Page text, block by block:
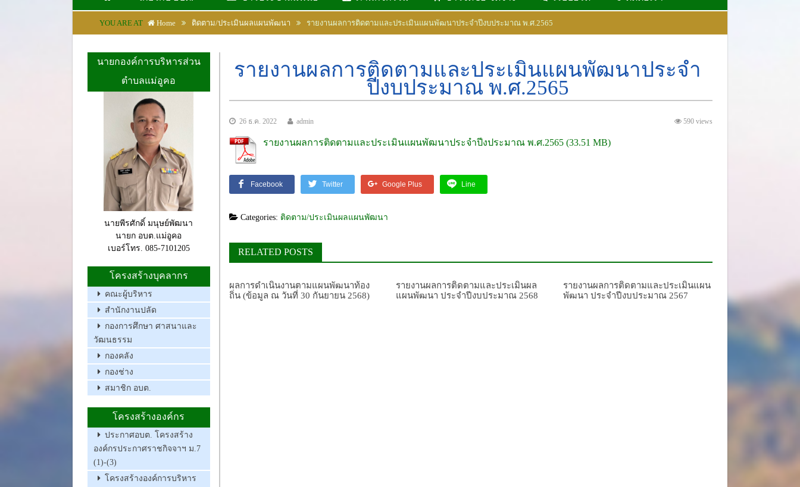
YOU ARE AT Home ติดตาม/ประเมินผลแผนพัฒนา รายงานผลการติดตามและประเมินแผนพัฒนาประจำปีงบประมาณ พ.ศ.2565
นายกองค์การบริหารส่วน
ตำบลแม่อูคอ
นายพีรศักดิ์ มนุษย์พัฒนา
นายก อบต.แม่อูคอ
เบอร์โทร. 085-7101205
โครงสร้างบุคลากร
คณะผู้บริหาร
สำนักงานปลัด
กองการศึกษา ศาสนาและ
วัฒนธรรม
กองคลัง
กองช่าง
สมาชิก อบต.
โครงสร้างองค์กร
ประกาศอบต. โครงสร้าง
องค์กรประกาศราชกิจจาฯ ม.7
(1)-(3)
โครงสร้างองค์การบริหาร
รายงานผลการติดตามและประเมินแผนพัฒนาประจำ
ปีงบประมาณ พ.ศ.2565
26 ธ.ค. 2022 590 views
admin
รายงานผลการติดตามและประเมินแผนพัฒนาประจำปีงประมาณ พ.ศ.2565
Facebook Twitter Google Plus Line
Categories: ติดตาม/ประเมินผลแผนพัฒนา
RELATED POSTS
ผลการดำเนินงานตามแผนพัฒนาท้อง
ถิ่น (ข้อมูล ณ วันที่ 30 กันยายน 2568)
รายงานผลการติดตามและประเมินผล
แผนพัฒนา ประจำปีงบประมาณ 2568
รายงานผลการติดตามและประเมินแผน
พัฒนา ประจำปีงบประมาณ 2567